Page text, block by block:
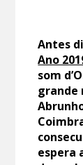
Antes
Ano
som
grande
espera